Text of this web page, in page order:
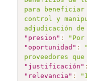
para
control y
adjudicación
"presion" :
"oportunidad" :
proveedores
"justificación" :
"relevancia" :